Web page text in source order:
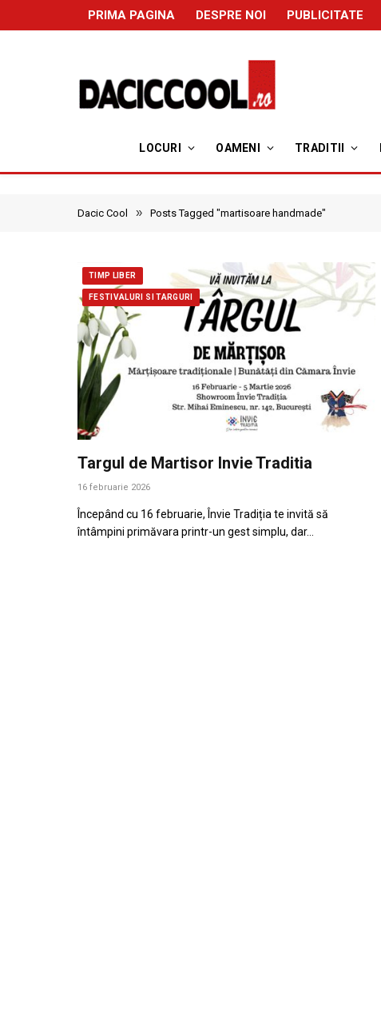
PRIMA PAGINA DESPRE NOI PUBLICITATE
LOCURI OAMENI TRADITII
Dacic Cool » Posts Tagged "martisoare handmade"
TIMP LIBER
FESTIVALURI SI TARGURI
Targul de Martisor Invie Traditia
16 februarie 2026
Începând cu 16 februarie, Învie Tradiția te invită să
întâmpini primăvara printr-un gest simplu, dar…